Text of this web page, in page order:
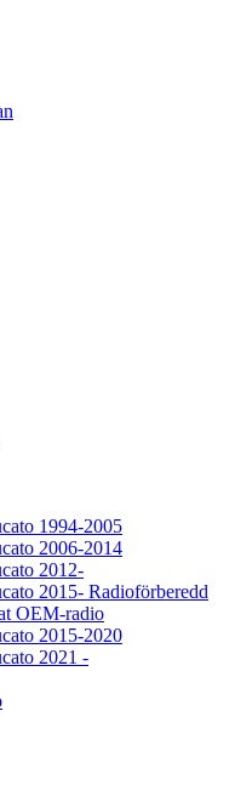
1994-2005
2006-2014
2012-
2015- Radioförberedd
OEM-radio
2015-2020
2021 -